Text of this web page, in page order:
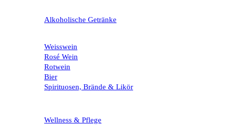
Alkoholische Getränke
Weisswein
Rosé Wein
Rotwein
Bier
Spirituosen, Brände & Likör
Wellness & Pflege